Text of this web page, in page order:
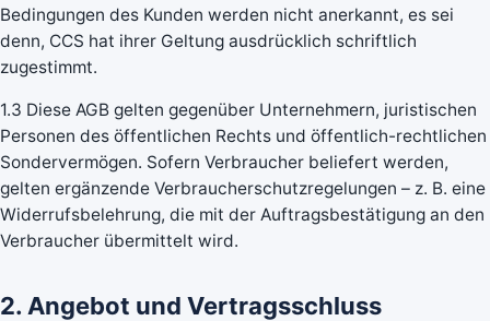
Bedingungen des Kunden werden nicht anerkannt, es sei
denn, CCS hat ihrer Geltung ausdrücklich schriftlich
zugestimmt.
1.3 Diese AGB gelten gegenüber Unternehmern, juristischen
Personen des öffentlichen Rechts und öffentlich-rechtlichen
Sondervermögen. Sofern Verbraucher beliefert werden,
gelten ergänzende Verbraucherschutzregelungen – z. B. eine
Widerrufsbelehrung, die mit der Auftragsbestätigung an den
Verbraucher übermittelt wird.
2. Angebot und Vertragsschluss